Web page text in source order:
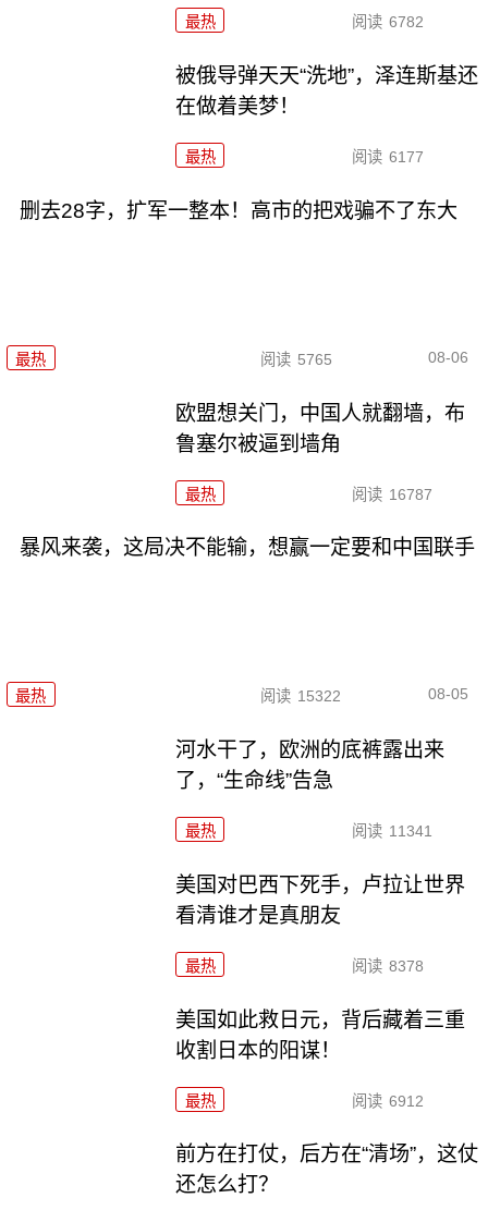
最热 阅读 6782
被俄导弹天天“洗地”，泽连斯基还
在做着美梦！
最热 阅读 6177
删去28字，扩军一整本！高市的把戏骗不了东大
最热 阅读 5765 08-06
欧盟想关门，中国人就翻墙，布
鲁塞尔被逼到墙角
最热 阅读 16787
暴风来袭，这局决不能输，想赢一定要和中国联手
最热 阅读 15322 08-05
河水干了，欧洲的底裤露出来
了，“生命线”告急
最热 阅读 11341
美国对巴西下死手，卢拉让世界
看清谁才是真朋友
最热 阅读 8378
美国如此救日元，背后藏着三重
收割日本的阳谋！
最热 阅读 6912
前方在打仗，后方在“清场”，这仗
还怎么打？